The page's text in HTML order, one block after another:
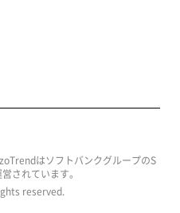
はソフトバンクグループのS
されています。
reserved.